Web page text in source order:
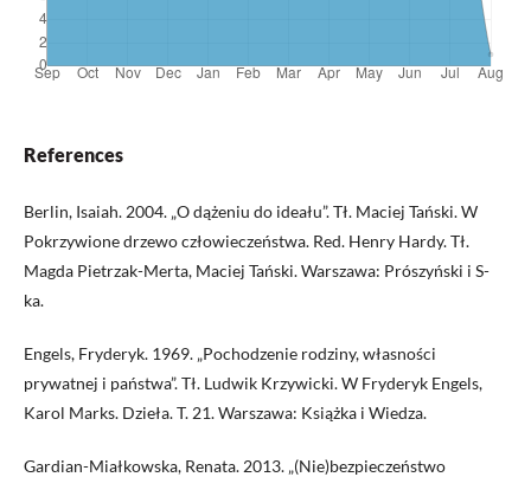
References
Berlin, Isaiah. 2004. „O dążeniu do ideału”. Tł. Maciej Tański. W
Pokrzywione drzewo człowieczeństwa. Red. Henry Hardy. Tł.
Magda Pietrzak-Merta, Maciej Tański. Warszawa: Prószyński i S-
ka.
Engels, Fryderyk. 1969. „Pochodzenie rodziny, własności
prywatnej i państwa”. Tł. Ludwik Krzywicki. W Fryderyk Engels,
Karol Marks. Dzieła. T. 21. Warszawa: Książka i Wiedza.
Gardian-Miałkowska, Renata. 2013. „(Nie)bezpieczeństwo